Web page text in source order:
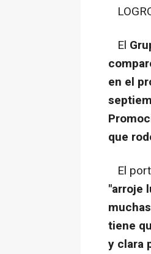
El
en el
que
El
"arroje
tiene
y clara